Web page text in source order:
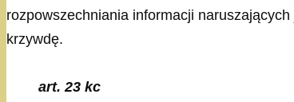
rozpowszechniania informacji
krzywdę.
art. 23 kc